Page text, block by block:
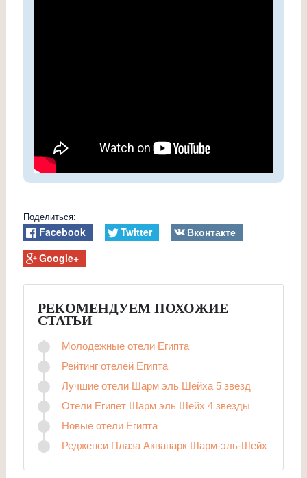
Поделиться:
Facebook Twitter
Вконтакте
Google+
РЕКОМЕНДУЕМ ПОХОЖИЕ
СТАТЬИ
Молодежные отели Египта
Рейтинг отелей Египта
Лучшие отели Шарм эль Шейха 5 звезд
Отели Египет Шарм эль Шейх 4 звезды
Новые отели Египта
Редженси Плаза Аквапарк Шарм-эль-Шейх